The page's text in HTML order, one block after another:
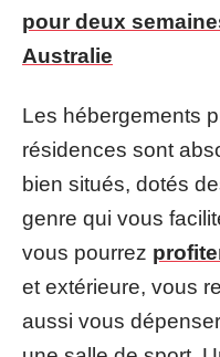
pour deux
Australie
Les hébergements
résidences sont
bien situés, dotés
genre qui vous
vous pourrez
et extérieure, vous
aussi vous